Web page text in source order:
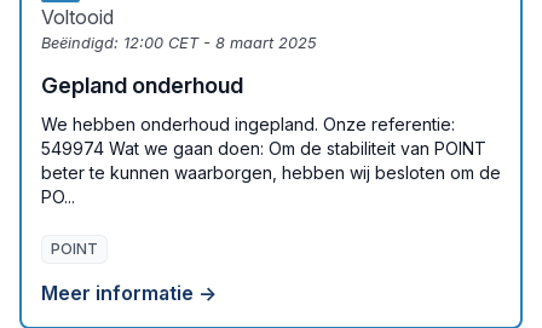
Voltooid
Beëindigd: 12:00 CET - 8 maart 2025
Gepland onderhoud
We hebben onderhoud ingepland. Onze referentie:
549974 Wat we gaan doen: Om de stabiliteit van POINT
beter te kunnen waarborgen, hebben wij besloten om de
PO...
POINT
Meer informatie →